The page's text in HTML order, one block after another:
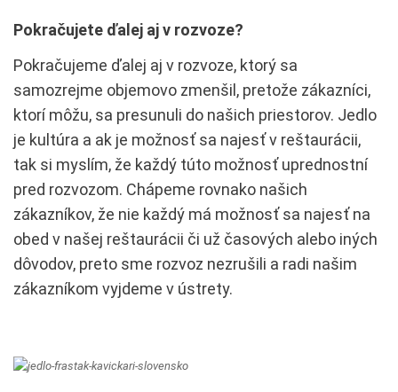
Pokračujete ďalej aj v rozvoze?
Pokračujeme ďalej aj v rozvoze, ktorý sa
samozrejme objemovo zmenšil, pretože zákazníci,
ktorí môžu, sa presunuli do našich priestorov. Jedlo
je kultúra a ak je možnosť sa najesť v reštaurácii,
tak si myslím, že každý túto možnosť uprednostní
pred rozvozom. Chápeme rovnako našich
zákazníkov, že nie každý má možnosť sa najesť na
obed v našej reštaurácii či už časových alebo iných
dôvodov, preto sme rozvoz nezrušili a radi našim
zákazníkom vyjdeme v ústrety.